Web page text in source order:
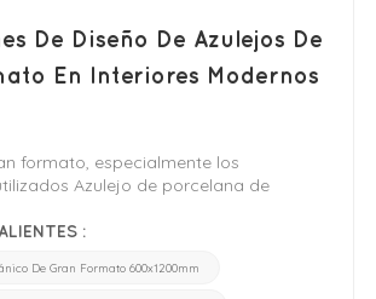
De Diseño De Azulejos De
En Interiores Modernos
formato, especialmente los
Azulejo de porcelana de
diseño de interiores contemporáneo.
uso los hacen ideales para una amplia
:
De Gran Formato 600x1200mm